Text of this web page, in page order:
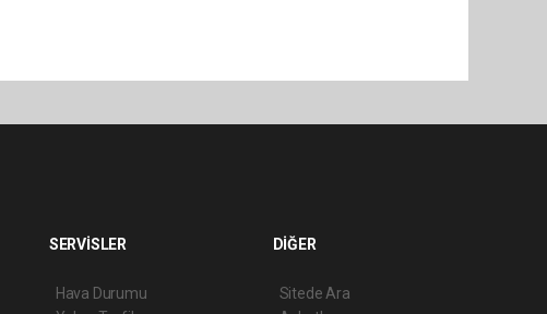
SERVİSLER
Hava Durumu
DİĞER
Sitede Ara